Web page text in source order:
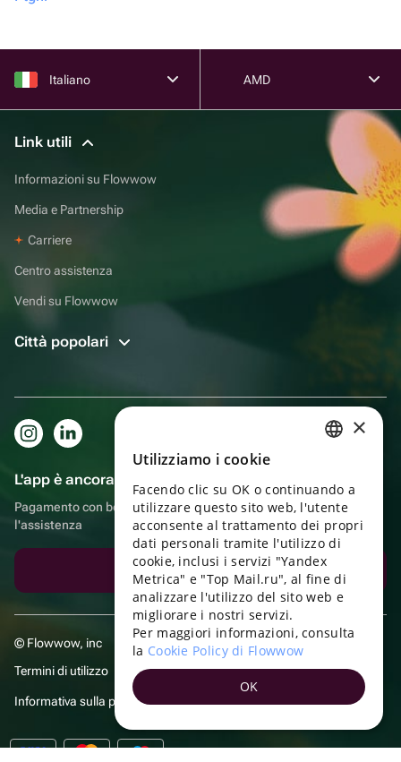
Italiano AMD
Link utili
Informazioni su Flowwow
Media e Partnership
Carriere
Centro assistenza
Vendi su Flowwow
Città popolari
L'app è ancora più comoda!
Pagamento con bonus, autoconsegna, comoda chat con
l'assistenza
Scarica l'app
© Flowwow, inc
Termini di utilizzo
Informativa sulla privacy
ENGLISH
UKRAINIAN
PORTUGUESE
SPANISH
TURKISH
×
Utilizziamo i cookie
Facendo clic su OK o continuando a
utilizzare questo sito web, l'utente
acconsente al trattamento dei propri
dati personali tramite l'utilizzo di
cookie, inclusi i servizi "Yandex
Metrica" e "Top Mail.ru", al fine di
analizzare l'utilizzo del sito web e
migliorare i nostri servizi.
Per maggiori informazioni, consulta
la Cookie Policy di Flowwow
OK